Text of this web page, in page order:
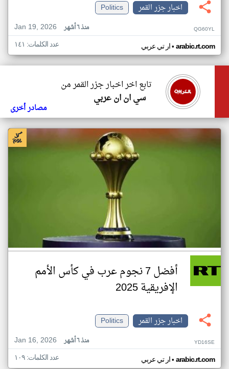
اخبار جزر القمر
Politics
Jan 19, 2026
منذ ٦ أشهر QG60YL
ار تي عربي• arabic.rt.com عدد الكلمات: ١٤١
تابع اخر اخبار جزر القمر من
سي ان ان عربي
مصادر أخرى
أفضل 7 نجوم عرب في كأس الأمم
الإفريقية 2025
اخبار جزر القمر
Politics
Jan 16, 2026
منذ ٦ أشهر YD16SE
ار تي عربي• arabic.rt.com عدد الكلمات: ١٠٩